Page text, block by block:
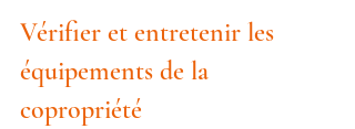
Vérifier et entretenir les
équipements de la
copropriété